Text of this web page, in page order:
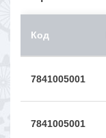
Код
7841005001
7841005001